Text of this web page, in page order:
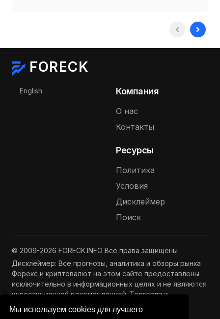
Мы используем cookies для лучшего
FORECK
Выберите язык
English Компания
О нас
Контакты
Ресурсы
Политика
Условия
Дисклеймер
Поиск
© 2009-2026 FORECK.INFO Все права защищены
Дисклеймер: Все прогнозы, аналитика и обзоры рынка
Форекс и криптовалют на этом сайте предоставлены
исключительно в информационных целях и не являются
инвестиционной рекомендацией. Торговля и
инвестиции связаны с риском потери капитала.
Подробнее —Полный дисклеймер